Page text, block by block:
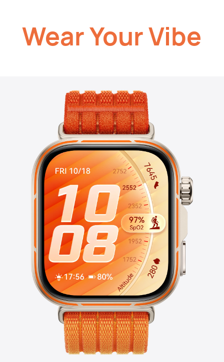
Wear Your Vibe